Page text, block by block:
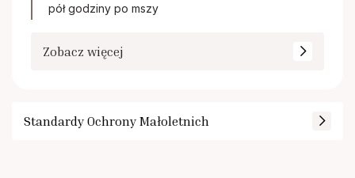
pół godziny po mszy
Zobacz więcej
Standardy Ochrony Małoletnich